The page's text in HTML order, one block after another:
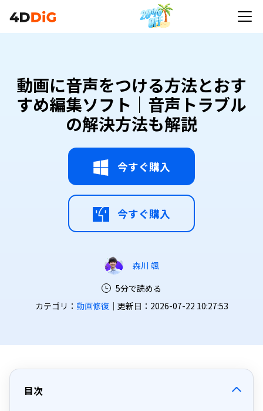
動画に音声をつける方法とおす
すめ編集ソフト｜音声トラブル
の解決方法も解説
今すぐ購入
今すぐ購入
森川 颯
5分で読める
カテゴリ： 動画修復｜更新日：2026-07-22 10:27:53
目次